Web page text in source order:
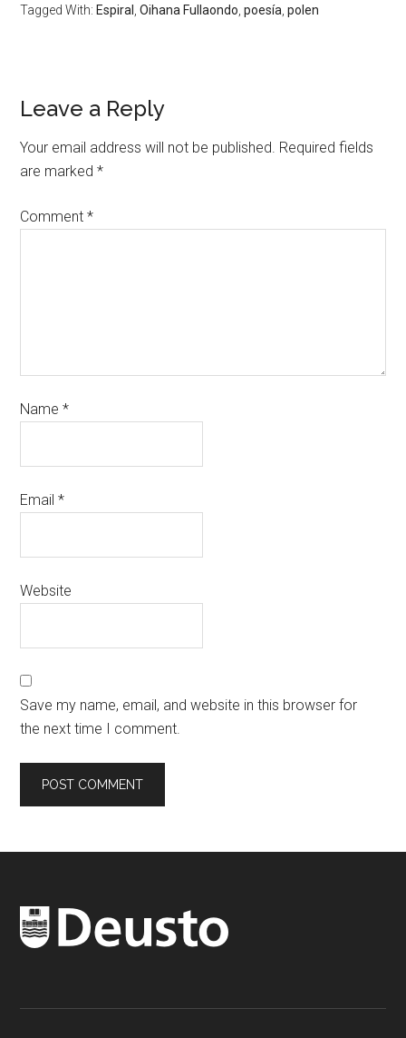
Tagged With:Espiral ,Oihana Fullaondo ,poesía ,polen
Leave a Reply
Your email address will not be published. Required fields
are marked*
Comment*
Name*
Email*
Website
Save my name, email, and website in this browser for
the next time I comment.